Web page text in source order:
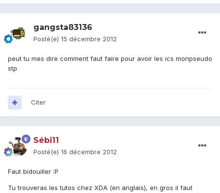
gangsta83136
Posté(e) 15 décembre 2012
peut tu mes dire comment faut faire pour avoir les ics monpseudo
stp
Citer
Sébi11
Posté(e) 16 décembre 2012
Faut bidouiller :P
Tu trouveras les tutos chez XDA (en anglais), en gros il faut